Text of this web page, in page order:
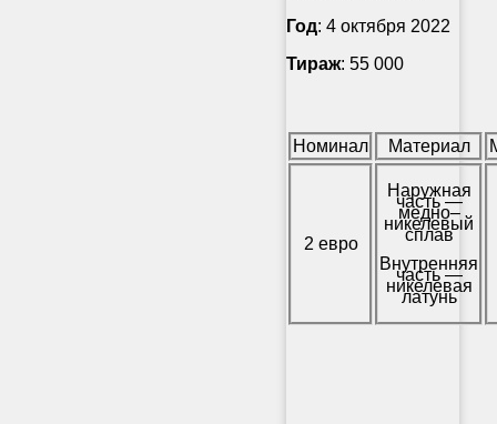
Год: 4 октября 2022
Тираж: 55 000
Номинал Материал
2 евро
Наружная
часть —
медно–
никелевый
сплав
Внутренняя
часть —
никелевая
латунь